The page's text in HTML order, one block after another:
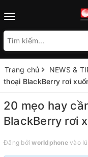
Toggle
Trang chủ NEWS &
thoại BlackBerry rơi
20 mẹo hay
BlackBerry rơi
Đăng bởiworldphonevào